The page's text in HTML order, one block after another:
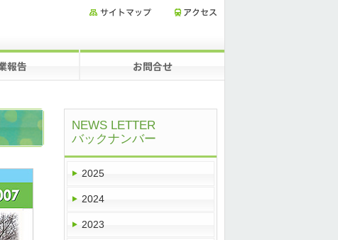
報告 お問合せ
NEWS LETTER
バックナンバー
2025
2024
2023